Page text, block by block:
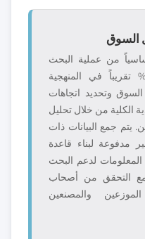
من عملية البحث
لدينا، حيث يساهم بنسبة 20% تقريباً في المنهجية
وتحديد اتجاهات
الكلية من خلال تحليل
يتم جمع البيانات ذات
مدفوعة لبناء قاعدة
لدعم البحث
التحقق من أصحاب
والمصنعين